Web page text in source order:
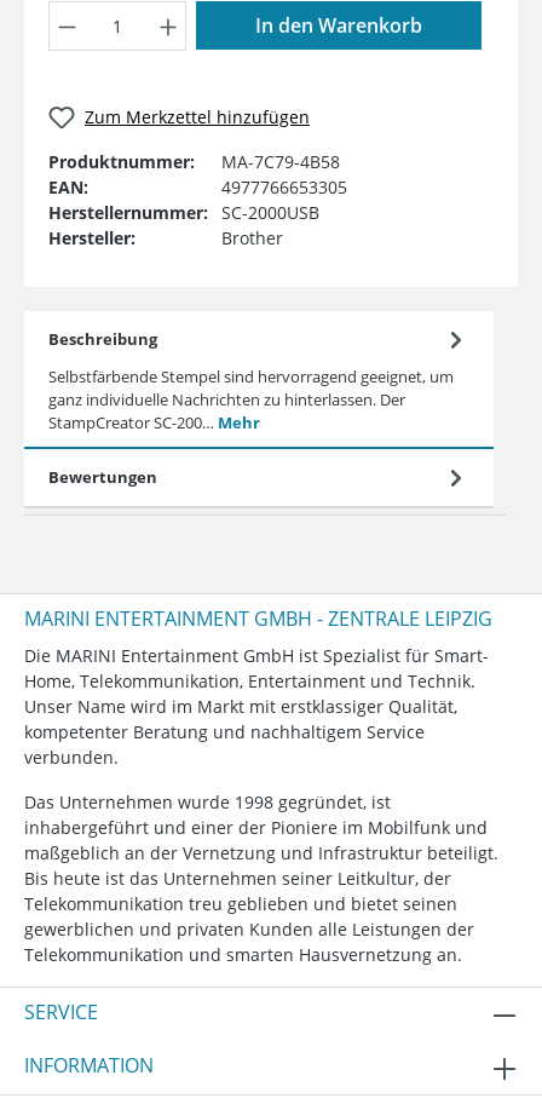
Produkt Anzahl: Gib den
In den Warenkorb
Zum Merkzettel hinzufügen
Produktnummer:
MA-7C79-4B58
EAN:
4977766653305
Herstellernummer: SC-2000USB
Hersteller:
Brother
Beschreibung
Selbstfärbende Stempel sind hervorragend geeignet, um
ganz individuelle Nachrichten zu hinterlassen. Der
StampCreator SC-200… Mehr
Bewertungen
MARINI ENTERTAINMENT GMBH - ZENTRALE LEIPZIG
Die MARINI Entertainment GmbH ist Spezialist für Smart-
Home, Telekommunikation, Entertainment und Technik.
Unser Name wird im Markt mit erstklassiger Qualität,
kompetenter Beratung und nachhaltigem Service
verbunden.
Das Unternehmen wurde 1998 gegründet, ist
inhabergeführt und einer der Pioniere im Mobilfunk und
maßgeblich an der Vernetzung und Infrastruktur beteiligt.
Bis heute ist das Unternehmen seiner Leitkultur, der
Telekommunikation treu geblieben und bietet seinen
gewerblichen und privaten Kunden alle Leistungen der
Telekommunikation und smarten Hausvernetzung an.
SERVICE
INFORMATION